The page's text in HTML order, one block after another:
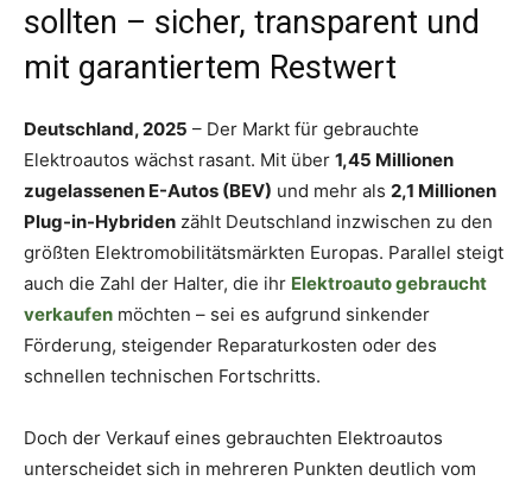
sollten – sicher, transparent und
mit garantiertem Restwert
Deutschland, 2025 – Der Markt für gebrauchte
Elektroautos wächst rasant. Mit über 1,45 Millionen
zugelassenen E-Autos (BEV) und mehr als 2,1 Millionen
Plug-in-Hybriden zählt Deutschland inzwischen zu den
größten Elektromobilitätsmärkten Europas. Parallel steigt
auch die Zahl der Halter, die ihr Elektroauto gebraucht
verkaufen möchten – sei es aufgrund sinkender
Förderung, steigender Reparaturkosten oder des
schnellen technischen Fortschritts.
Doch der Verkauf eines gebrauchten Elektroautos
unterscheidet sich in mehreren Punkten deutlich vom